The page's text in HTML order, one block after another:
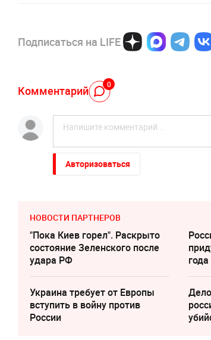
Подписаться на LIFE
Комментарий 0
Авторизоваться
НОВОСТИ ПАРТНЕРОВ
"Пока Киев горел". Раскрыто
состояние Зеленского после
удара РФ
года
Украина требует от Европы
вступить в войну против
России